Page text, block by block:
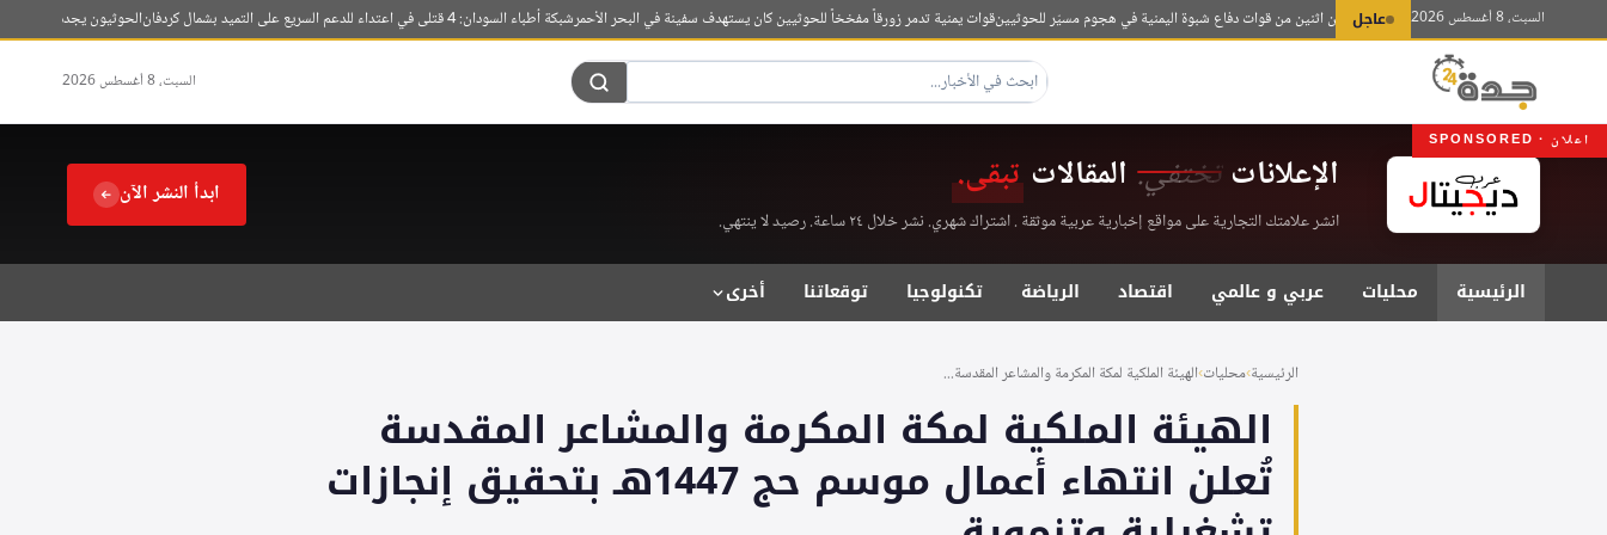
السبت، 8 أغسطس 2026 عاجل
مقتل عسكريين اثنين من قوات دفاع شبوة اليمنية في هجوم مسيّر للحوثيينقوات يمنية تدمر زورقاً مفخخاً للحوثيين كان يستهدف سفينة في البحر الأحمرشبكة أطباء السودان: 4 قتلى في اعتداء للدعم السريع على التميد بشمال كردفان الحوثيون يجددون قصف
السبت، 8 أغسطس 2026
اعلان · SPONSORED
الإعلانات تختفي. المقالات تبقى.
انشر علامتك التجارية على مواقع إخبارية عربية موثقة . اشتراك شهري. نشر خلال ٢٤ ساعة. رصيد لا ينتهي.
ابدأ النشر الآن
الرئيسية محليات عربي و عالمي اقتصاد الرياضة تكنولوجيا توقعاتنا أخرى
الرئيسية›محليات›الهيئة الملكية لمكة المكرمة والمشاعر المقدسة...
الهيئة الملكية لمكة المكرمة والمشاعر المقدسة
تُعلن انتهاء أعمال موسم حج 1447هـ بتحقيق إنجازات